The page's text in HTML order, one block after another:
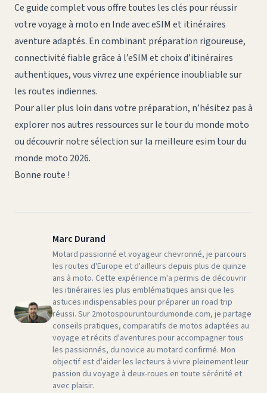
Ce guide complet vous offre toutes les clés pour réussir
votre voyage à moto en Inde avec eSIM et itinéraires
aventure adaptés. En combinant préparation rigoureuse,
connectivité fiable grâce à l’eSIM et choix d’itinéraires
authentiques, vous vivrez une expérience inoubliable sur
les routes indiennes.
Pour aller plus loin dans votre préparation, n’hésitez pas à
explorer nos autres ressources sur le tour du monde moto
ou découvrir notre sélection sur la meilleure esim tour du
monde moto 2026.
Bonne route !
Marc Durand
Motard passionné et voyageur chevronné, je parcours
les routes d'Europe et d'ailleurs depuis plus de quinze
ans à moto. Cette expérience m'a permis de découvrir
les itinéraires les plus emblématiques ainsi que les
astuces indispensables pour préparer un road trip
réussi. Sur 2motospouruntourdumonde.com, je partage
conseils pratiques, comparatifs de motos adaptées au
voyage et récits d'aventures pour accompagner tous
les passionnés, du novice au motard confirmé. Mon
objectif est d'aider les lecteurs à vivre pleinement leur
passion du voyage à deux-roues en toute sérénité et
avec plaisir.